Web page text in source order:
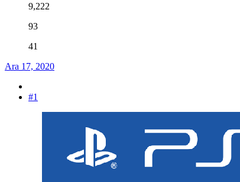
9,222
93
41
Ara 17, 2020
#1